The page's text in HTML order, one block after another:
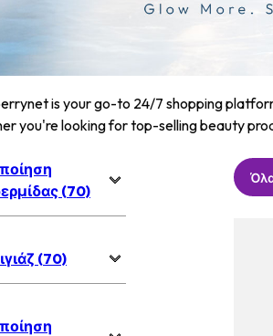
is your go-to 24/7 shopping
you're looking for top-selling beauty
(70)
(70)